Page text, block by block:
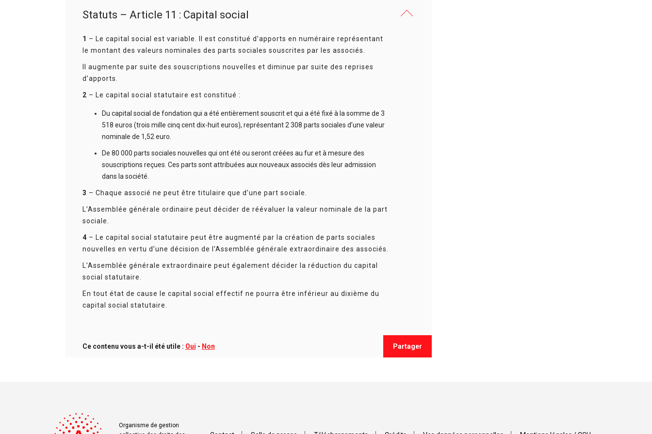
Statuts – Article 11 : Capital social
1 – Le capital social est variable. Il est constitué d’apports en numéraire représentant
le montant des valeurs nominales des parts sociales souscrites par les associés.
Il augmente par suite des souscriptions nouvelles et diminue par suite des reprises
d’apports.
2 – Le capital social statutaire est constitué :
Du capital social de fondation qui a été entièrement souscrit et qui a été fixé à la somme de 3
518 euros (trois mille cinq cent dix-huit euros), représentant 2 308 parts sociales d’une valeur
nominale de 1,52 euro.
De 80 000 parts sociales nouvelles qui ont été ou seront créées au fur et à mesure des
souscriptions reçues. Ces parts sont attribuées aux nouveaux associés dès leur admission
dans la société.
3 – Chaque associé ne peut être titulaire que d’une part sociale.
L’Assemblée générale ordinaire peut décider de réévaluer la valeur nominale de la part
sociale.
4 – Le capital social statutaire peut être augmenté par la création de parts sociales
nouvelles en vertu d’une décision de l’Assemblée générale extraordinaire des associés.
L’Assemblée générale extraordinaire peut également décider la réduction du capital
social statutaire.
En tout état de cause le capital social effectif ne pourra être inférieur au dixième du
capital social statutaire.
Ce contenu vous a-t-il été utile : Oui - Non Partager
Organisme de gestion